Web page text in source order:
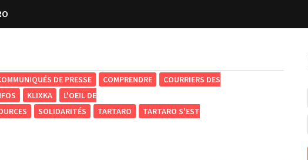
DE PRESSE COMPRENDRE
COURRIERS DES
KLIXKA
L'OEIL DE
SOLIDARITÉS TARTARO
TARTARO S'EST